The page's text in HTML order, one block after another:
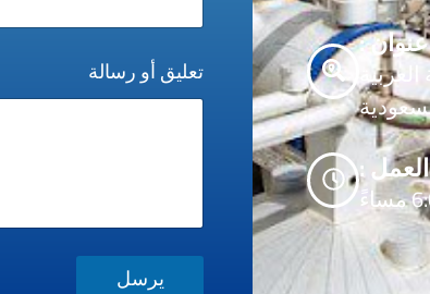
عنوان :
:
تعليق أو رسالة
يرسل